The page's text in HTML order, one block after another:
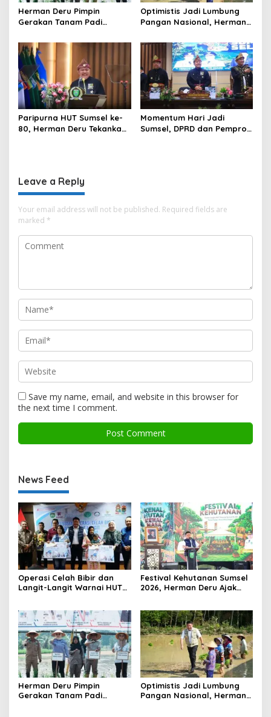
Herman Deru Pimpin
Gerakan Tanam Padi
Banyuasin Bidik Produksi 1
Juta Ton
Optimistis Jadi Lumbung
Pangan Nasional, Herman
Gabah Sumsel Tembus 5
Juta Ton
Paripurna HUT Sumsel ke-
80, Herman Deru Tekankan
Momentum Hari Jadi
Sumsel, DPRD dan Pemprov
Leave a Reply
Your email address will not be published. Required fields are
marked *
Save my name, email, and website in this browser for
the next time I comment.
News Feed
Operasi Celah Bibir dan
Langit-Langit Warnai HUT
Festival Kehutanan Sumsel
2026, Herman Deru Ajak
Herman Deru Pimpin
Gerakan Tanam Padi
Optimistis Jadi Lumbung
Pangan Nasional, Herman